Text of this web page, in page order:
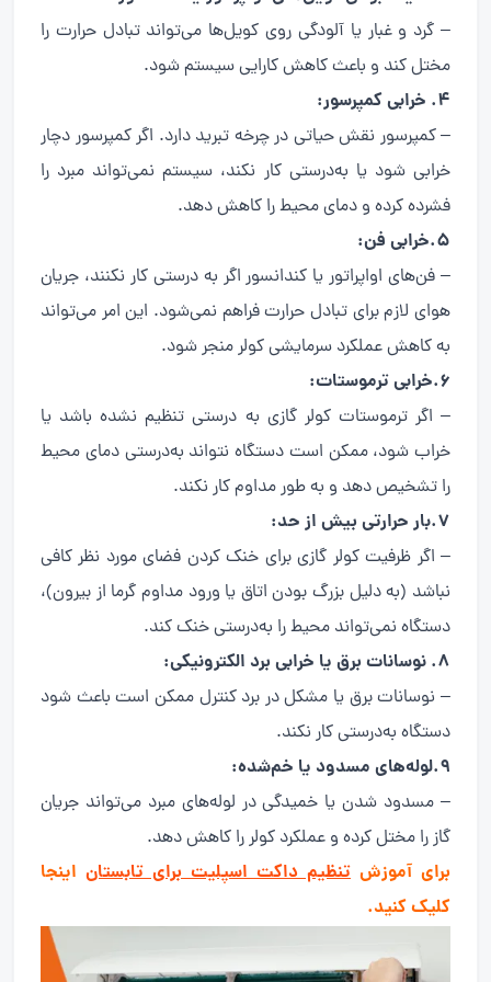
– گرد و غبار یا آلودگی روی کویل‌ها می‌تواند تبادل حرارت را
مختل کند و باعث کاهش کارایی سیستم شود.
4. خرابی کمپرسور:
– کمپرسور نقش حیاتی در چرخه تبرید دارد. اگر کمپرسور دچار
خرابی شود یا به‌درستی کار نکند، سیستم نمی‌تواند مبرد را
فشرده کرده و دمای محیط را کاهش دهد.
5.خرابی فن:
– فن‌های اواپراتور یا کندانسور اگر به درستی کار نکنند، جریان
هوای لازم برای تبادل حرارت فراهم نمی‌شود. این امر می‌تواند
به کاهش عملکرد سرمایشی کولر منجر شود.
6.خرابی ترموستات:
– اگر ترموستات کولر گازی به درستی تنظیم نشده باشد یا
خراب شود، ممکن است دستگاه نتواند به‌درستی دمای محیط
را تشخیص دهد و به طور مداوم کار نکند.
7.بار حرارتی بیش از حد:
– اگر ظرفیت کولر گازی برای خنک کردن فضای مورد نظر کافی
نباشد (به دلیل بزرگ بودن اتاق یا ورود مداوم گرما از بیرون)،
دستگاه نمی‌تواند محیط را به‌درستی خنک کند.
8. نوسانات برق یا خرابی برد الکترونیکی:
– نوسانات برق یا مشکل در برد کنترل ممکن است باعث شود
دستگاه به‌درستی کار نکند.
9.لوله‌های مسدود یا خم‌شده:
– مسدود شدن یا خمیدگی در لوله‌های مبرد می‌تواند جریان
گاز را مختل کرده و عملکرد کولر را کاهش دهد.
برای آموزش تنظیم داکت اسپلیت برای تابستان اینجا
کلیک کنید.